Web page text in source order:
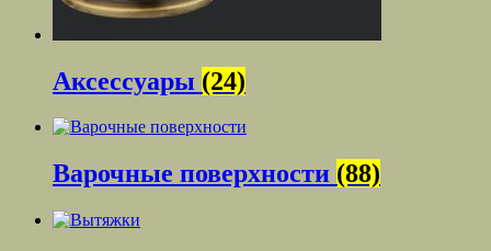
Аксессуары (24)
Варочные поверхности (88)